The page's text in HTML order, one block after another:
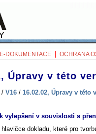
E-DOKUMENTACE OCHRANA
Úpravy v této
/ V16 / 16.02.02, Úpravy v této
vylepšení v souvislosti s
dokladu, které pro